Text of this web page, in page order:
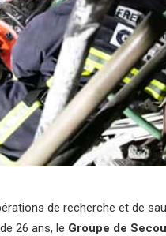
de recherche et de
26 ans, le Groupe de